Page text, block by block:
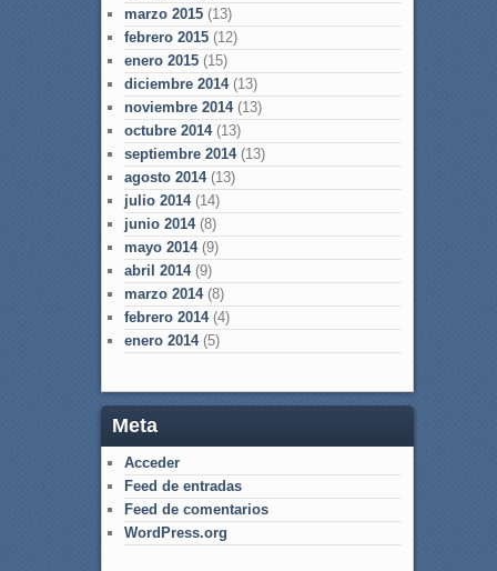
marzo 2015(13)
febrero 2015(12)
enero 2015(15)
diciembre 2014(13)
noviembre 2014(13)
octubre 2014(13)
septiembre 2014(13)
agosto 2014(13)
julio 2014(14)
junio 2014(8)
mayo 2014(9)
abril 2014(9)
marzo 2014(8)
febrero 2014(4)
enero 2014(5)
Meta
Acceder
Feed de entradas
Feed de comentarios
WordPress.org